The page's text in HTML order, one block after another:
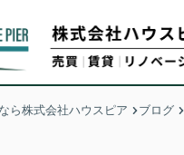
ら株式会社ハウスピア ブログ